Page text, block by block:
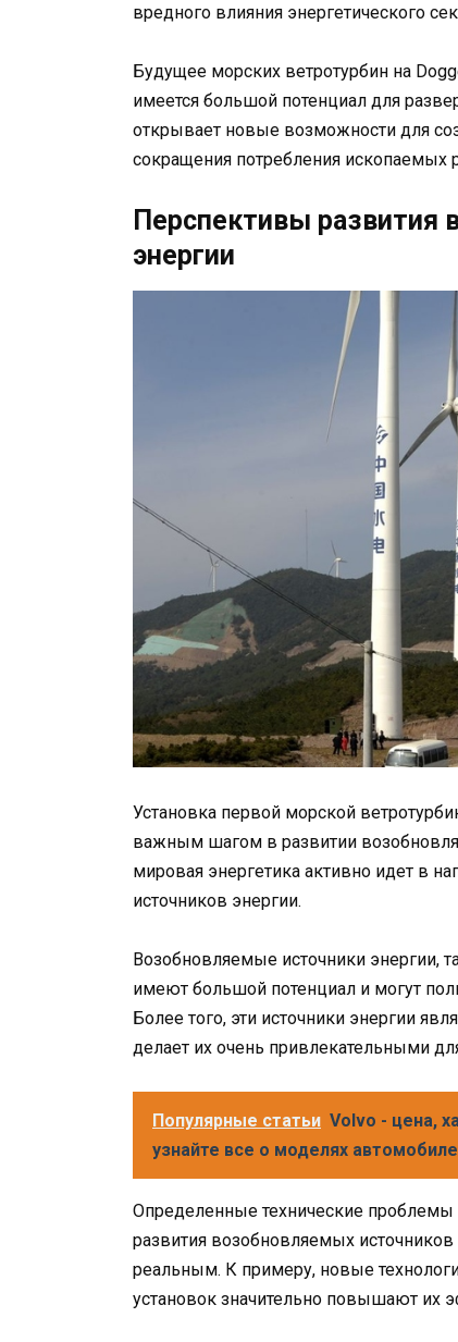
вредного влияния энергетического
Будущее морских ветротурбин на
имеется большой потенциал для
открывает новые возможности для
сокращения потребления ископаемых
Перспективы развития
энергии
Установка первой морской
важным шагом в развитии
мировая энергетика активно идет в
источников энергии.
Возобновляемые источники энергии,
имеют большой потенциал и могут
Более того, эти источники энергии
делает их очень привлекательными
Популярные статьи Volvo - цена,
узнайте все о моделях
Определенные технические
развития возобновляемых
реальным. К примеру, новые
установок значительно повышают их